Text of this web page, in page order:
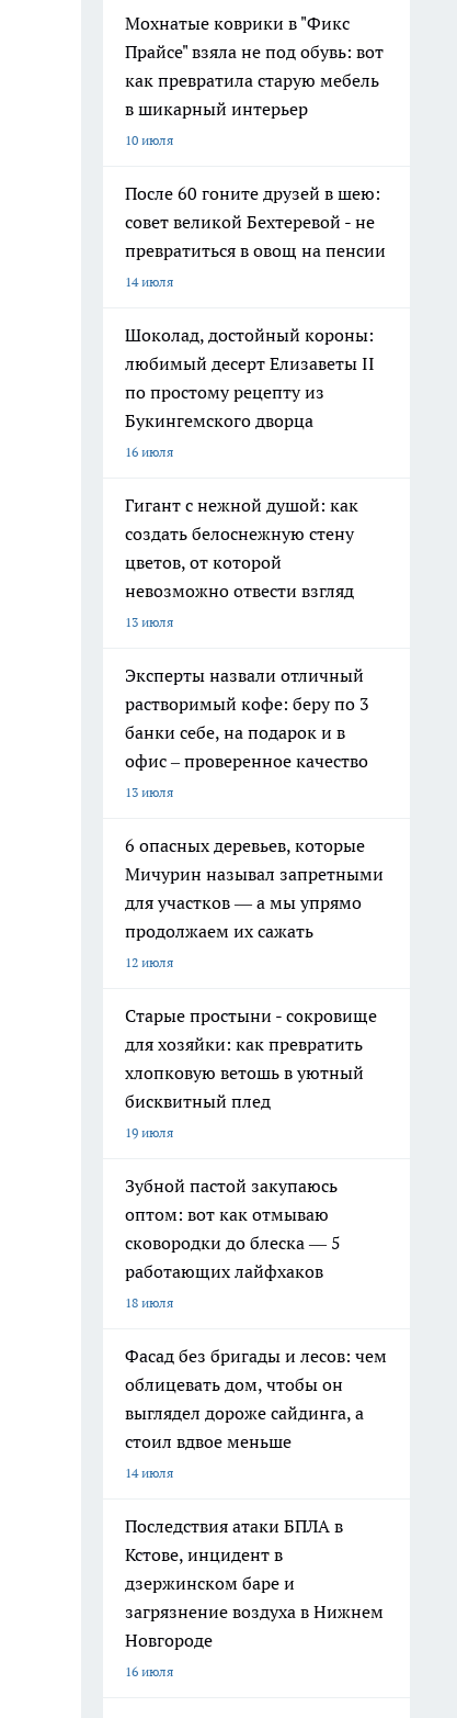
Мохнатые коврики в "Фикс
Прайсе" взяла не под обувь: вот
как превратила старую мебель
в шикарный интерьер
10 июля
После 60 гоните друзей в шею:
совет великой Бехтеревой - не
превратиться в овощ на пенсии
14 июля
Шоколад, достойный короны:
любимый десерт Елизаветы II
по простому рецепту из
Букингемского дворца
16 июля
Гигант с нежной душой: как
создать белоснежную стену
цветов, от которой
невозможно отвести взгляд
13 июля
Эксперты назвали отличный
растворимый кофе: беру по 3
банки себе, на подарок и в
офис – проверенное качество
13 июля
6 опасных деревьев, которые
Мичурин называл запретными
для участков — а мы упрямо
продолжаем их сажать
12 июля
Старые простыни - сокровище
для хозяйки: как превратить
хлопковую ветошь в уютный
бисквитный плед
19 июля
Зубной пастой закупаюсь
оптом: вот как отмываю
сковородки до блеска — 5
работающих лайфхаков
18 июля
Фасад без бригады и лесов: чем
облицевать дом, чтобы он
выглядел дороже сайдинга, а
стоил вдвое меньше
14 июля
Последствия атаки БПЛА в
Кстове, инцидент в
дзержинском баре и
загрязнение воздуха в Нижнем
Новгороде
16 июля